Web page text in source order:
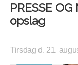
PRESSE
opslag
Tirsdag d. 21.